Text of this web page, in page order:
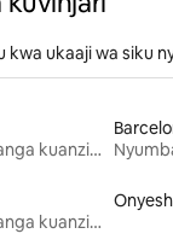
kwa ukaaji wa siku
Nyumba za kupanga kuanzia mwezi mmoja
Nyumba za kupanga kuanzia mwezi mmoja